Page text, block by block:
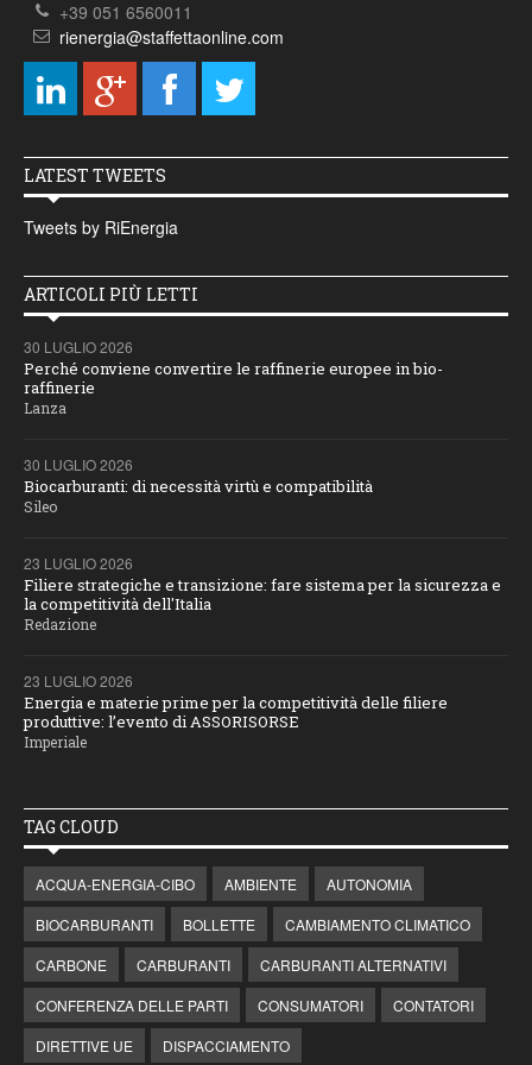
+39 051 6560011
rienergia@staffettaonline.com
LATEST TWEETS
Tweets by RiEnergia
ARTICOLI PIÙ LETTI
30 LUGLIO 2026
Perché conviene convertire le raffinerie europee in bio-
raffinerie
Lanza
30 LUGLIO 2026
Biocarburanti: di necessità virtù e compatibilità
Sileo
23 LUGLIO 2026
Filiere strategiche e transizione: fare sistema per la sicurezza e
la competitività dell'Italia
Redazione
23 LUGLIO 2026
Energia e materie prime per la competitività delle filiere
produttive: l’evento di ASSORISORSE
Imperiale
TAG CLOUD
ACQUA-ENERGIA-CIBO AMBIENTE
AUTONOMIA
BIOCARBURANTI
BOLLETTE
CAMBIAMENTO CLIMATICO
CARBONE
CARBURANTI
CARBURANTI ALTERNATIVI
CONFERENZA DELLE PARTI
CONSUMATORI
CONTATORI
DIRETTIVE UE
DISPACCIAMENTO